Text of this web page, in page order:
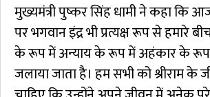
मुख्यमंत्री पुष्कर सिंह धामी ने कहा कि
पर भगवान इंद्र भी प्रत्यक्ष रूप से हमारे
के रूप में अन्याय के रूप में अहंकार के रूप
जलाया जाता है। हम सभी को श्रीराम के